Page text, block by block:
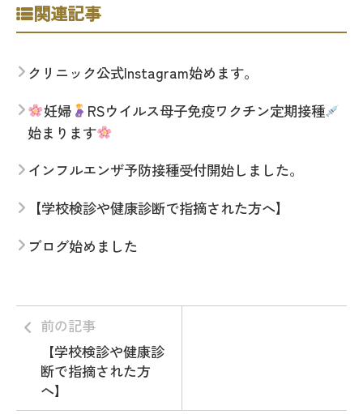
関連記事
クリニック公式Instagram始めます。
妊婦
RSウイルス母子免疫ワクチン定期接種
始まります
インフルエンザ予防接種受付開始しました。
【学校検診や健康診断で指摘された方へ】
ブログ始めました
前の記事
【学校検診や健康診
断で指摘された方
へ】